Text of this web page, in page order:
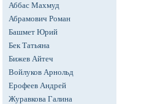
Аббас Махмуд
Абрамович Роман
Башмет Юрий
Бек Татьяна
Бижев Айтеч
Войлуков Арнольд
Ерофеев Андрей
Журавкова Галина